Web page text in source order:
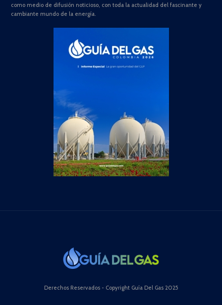
como medio de difusión noticioso, con toda la actualidad del fascinante y
cambiante mundo de la energía.
Derechos Reservados - Copyright Guía Del Gas 2025